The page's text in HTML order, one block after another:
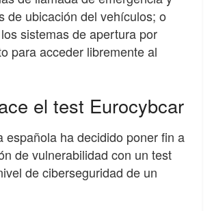
de ubicación del vehículos; o
sistemas de apertura por
para acceder libremente al
el test Eurocybcar
española ha decidido poner fin a
de vulnerabilidad con un test
de ciberseguridad de un